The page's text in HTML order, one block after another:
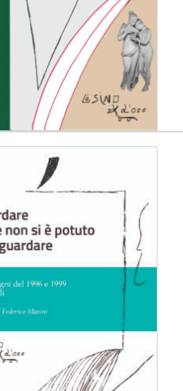
Aggiungi
alla lista
dei
desideri